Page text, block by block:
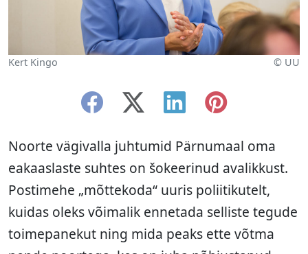
Kert Kingo © UU
Noorte vägivalla juhtumid Pärnumaal oma
eakaaslaste suhtes on šokeerinud avalikkust.
Postimehe „mõttekoda“ uuris poliitikutelt,
kuidas oleks võimalik ennetada selliste tegude
toimepanekut ning mida peaks ette võtma